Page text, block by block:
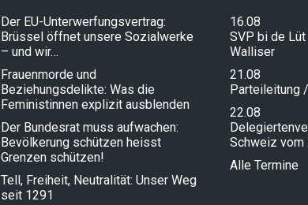
Der EU-Unterwerfungsvertrag:
Brüssel öffnet unsere Sozialwerke
– und wir…
Frauenmorde und
Beziehungsdelikte: Was die
Feministinnen explizit ausblenden
Der Bundesrat muss aufwachen:
Bevölkerung schützen heisst
Grenzen schützen!
Tell, Freiheit, Neutralität: Unser Weg
seit 1291
16.08
SVP bi de
Walliser
21.08
Parteileitung
22.08
Schweiz vom
Alle Termine